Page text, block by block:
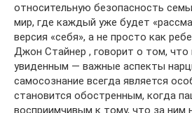
относительную безопасность
мир, где каждый уже будет
версия «себя», а не просто как
Джон Стайнер , говорит о том,
увиденным — важные аспекты
самосознание всегда является
становится обостренным, когда
восприимчивым к тому, что за